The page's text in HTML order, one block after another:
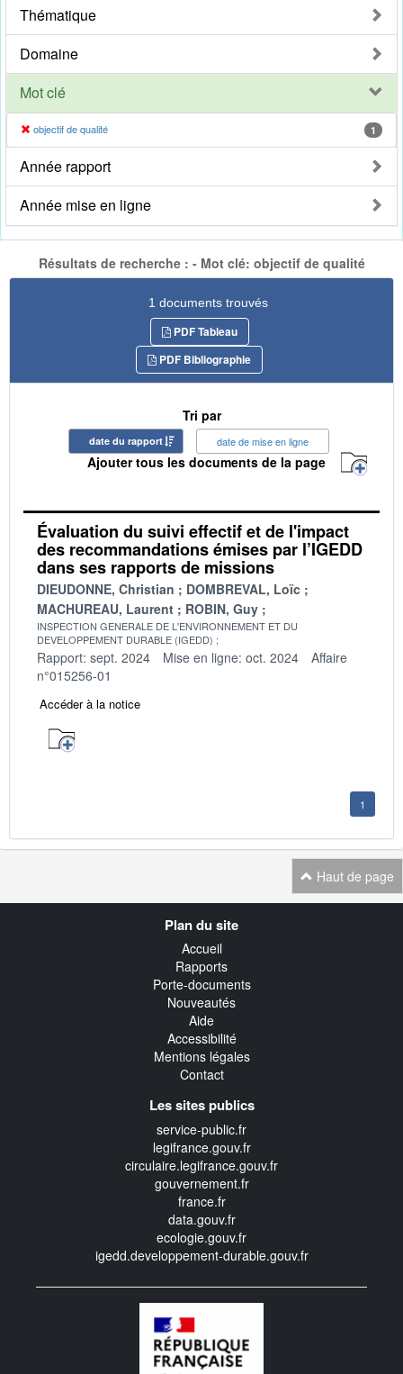
Thématique
Domaine
Mot clé
objectif de qualité 1
Année rapport
Année mise en ligne
Résultats de recherche : - Mot clé: objectif de qualité
1 documents trouvés
PDF Tableau
PDF Bibliographie
Tri par
date du rapport date de mise en ligne
Ajouter tous les documents de la page
Évaluation du suivi effectif et de l'impact
des recommandations émises par l’IGEDD
dans ses rapports de missions
DIEUDONNE, Christian
DOMBREVAL, Loïc
MACHUREAU, Laurent
ROBIN, Guy
INSPECTION GENERALE DE L'ENVIRONNEMENT ET DU
DEVELOPPEMENT DURABLE (IGEDD)
Rapport: sept. 2024 Mise en ligne: oct. 2024
Affaire
n°015256-01
Accéder à la notice
1
Haut de page
Plan du site
Accueil
Rapports
Porte-documents
Nouveautés
Aide
Accessibilité
Mentions légales
Contact
Les sites publics
service-public.fr
legifrance.gouv.fr
circulaire.legifrance.gouv.fr
gouvernement.fr
france.fr
data.gouv.fr
ecologie.gouv.fr
igedd.developpement-durable.gouv.fr